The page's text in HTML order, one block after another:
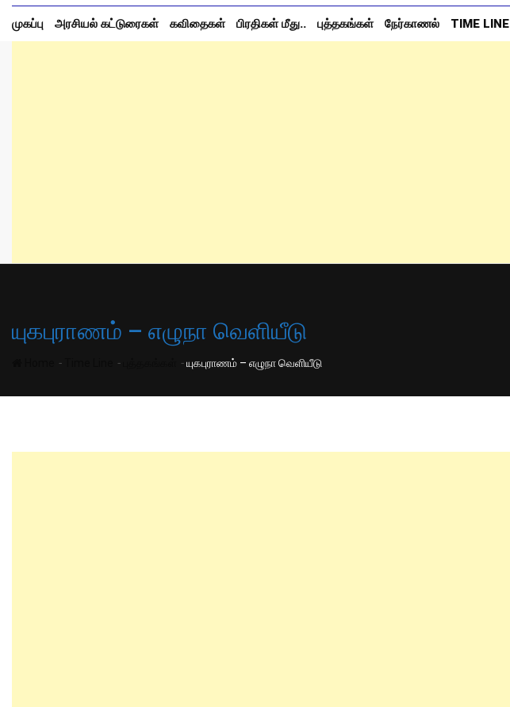
முகப்பு அரசியல் கட்டுரைகள் கவிதைகள் பிரதிகள் மீது.. புத்தகங்கள் நேர்காணல் TIME LINE
யுகபுராணம் – எழுநா வெளியீடு
- - -யுகபுராணம் – எழுநா வெளியீடு